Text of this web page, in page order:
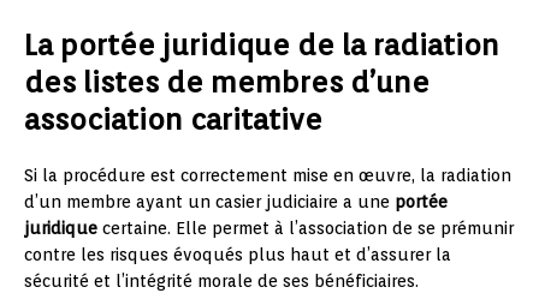
La portée juridique de la radiation
des listes de membres d’une
association caritative
Si la procédure est correctement mise en œuvre, la radiation
d’un membre ayant un casier judiciaire a une portée
juridique certaine. Elle permet à l’association de se prémunir
contre les risques évoqués plus haut et d’assurer la
sécurité et l’intégrité morale de ses bénéficiaires.